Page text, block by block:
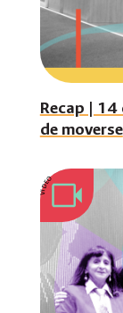
Recap |
de moverse
VIDEO